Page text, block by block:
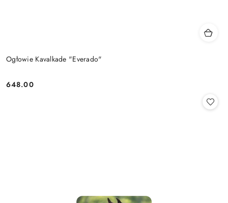
Ogłowie Kavalkade "Everado"
Cena:
648.00